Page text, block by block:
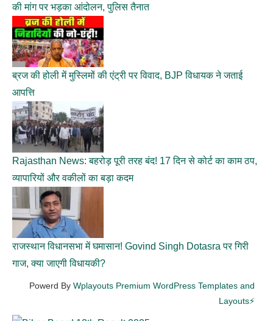
की मांग पर भड़का आंदोलन, पुलिस तैनात
ब्रज की होली में मुस्लिमों की एंट्री पर विवाद, BJP विधायक ने जताई
आपत्ति
Rajasthan News: बहरोड़ पूरी तरह बंद! 17 दिन से कोर्ट का काम ठप,
व्यापारियों और वकीलों का बड़ा कदम
राजस्थान विधानसभा में घमासान! Govind Singh Dotasra पर गिरी
गाज, क्या जाएगी विधायकी?
Powerd By Wplayouts Premium WordPress Templates and
Layouts⚡